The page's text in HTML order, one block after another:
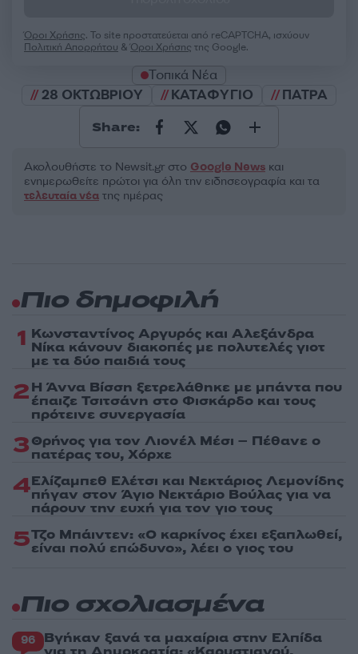
Όροι Χρήσης. Το site προστατεύεται από reCAPTCHA, ισχύουν
Πολιτική Απορρήτου &Όροι Χρήσης της Google.
Τοπικά Νέα
28 ΟΚΤΩΒΡΙΟΥ
ΚΑΤΑΦΥΓΙΟ ΠΑΤΡΑ
Share:
Ακολουθήστε το Νewsit.gr στο Google News και
ενημερωθείτε πρώτοι για όλη την ειδησεογραφία και τα
τελευταία νέα της ημέρας
Πιο δημοφιλή
1 Κωνσταντίνος Αργυρός και Αλεξάνδρα
Νίκα κάνουν διακοπές με πολυτελές γιοτ
με τα δύο παιδιά τους
2Η Άννα Βίσση ξετρελάθηκε με μπάντα που
έπαιζε Τσιτσάνη στο Φισκάρδο και τους
πρότεινε συνεργασία
3Θρήνος για τον Λιονέλ Μέσι – Πέθανε ο
πατέρας του, Χόρχε
4Ελίζαμπεθ Ελέτσι και Νεκτάριος Λεμονίδης
πήγαν στον Άγιο Νεκτάριο Βούλας για να
πάρουν την ευχή για τον γιο τους
5Τζο Μπάιντεν: «Ο καρκίνος έχει εξαπλωθεί,
είναι πολύ επώδυνο», λέει ο γιος του
Πιο σχολιασμένα
96 Βγήκαν ξανά τα μαχαίρια στην Ελπίδα